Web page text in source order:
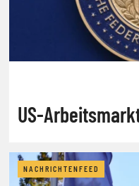
US-
NACHRICHTENFEED